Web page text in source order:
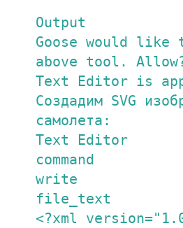
Output
Goose would
above tool.
Text Editor is
Создадим SVG
самолета:
Text Editor
command
write
file_text
<?xml version="